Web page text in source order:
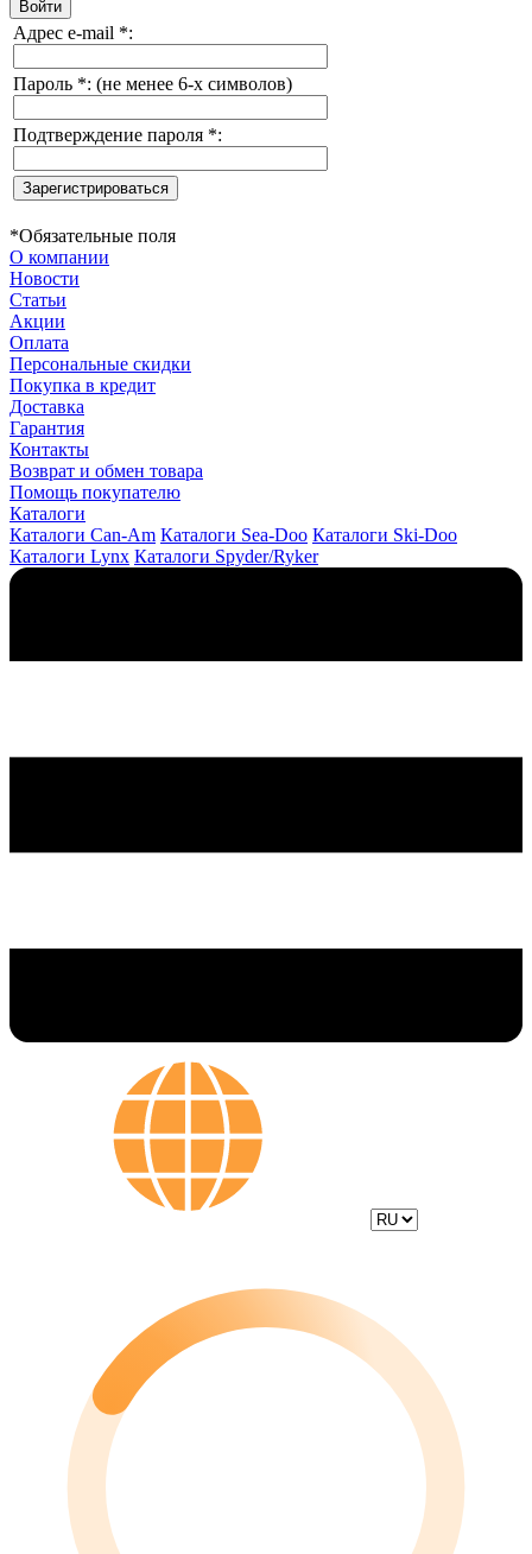
Адрес e-mail *:
Пароль *: (не менее 6-х символов)
Подтверждение пароля *:
*Обязательные поля
О компании
Новости
Статьи
Акции
Оплата
Персональные скидки
Покупка в кредит
Доставка
Гарантия
Контакты
Возврат и обмен товара
Помощь покупателю
Каталоги
Каталоги Can-Am Каталоги Sea-Doo Каталоги Ski-Doo
Каталоги Lynx Каталоги Spyder/Ryker